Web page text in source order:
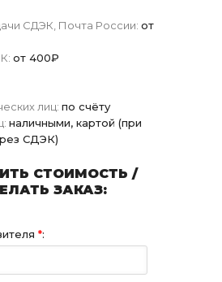
СДЭК, Почта России: от
от 400₽
лиц: по счёту
наличными, картой (при
СДЭК)
СТОИМОСТЬ /
ЗАКАЗ:
*: